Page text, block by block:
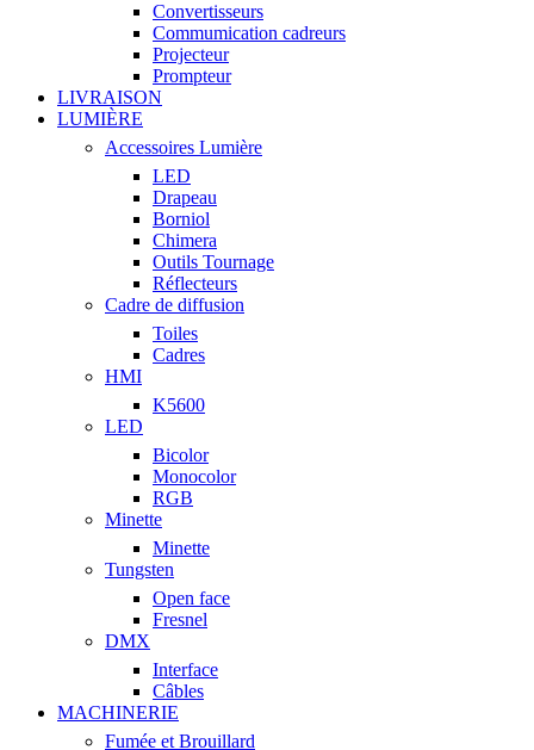
Convertisseurs
Commumication cadreurs
Projecteur
Prompteur
LIVRAISON
LUMIÈRE
Accessoires Lumière
LED
Drapeau
Borniol
Chimera
Outils Tournage
Réflecteurs
Cadre de diffusion
Toiles
Cadres
HMI
K5600
LED
Bicolor
Monocolor
RGB
Minette
Minette
Tungsten
Open face
Fresnel
DMX
Interface
Câbles
MACHINERIE
Fumée et Brouillard